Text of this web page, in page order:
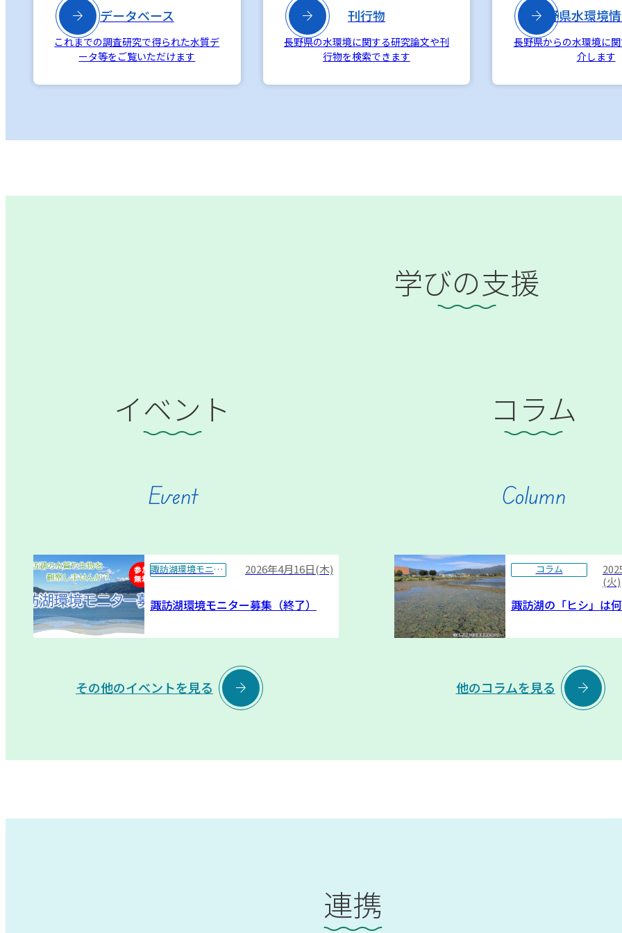
 データベース
これまでの調査研究で得られた水質デ
ータ等をご覧いただけます
 刊行物
長野県の水環境に関する研究論文や刊
行物を検索できます

長野県水環境
長野県からの水環境に
介します
学びの支援
イベント
Event
諏訪湖環境モニター 2026年4月16日(木)
諏訪湖環境モニター募集（終了）
その他のイベントを見る 
コラム
Column
コラム
(火)
諏訪湖の「ヒシ」は
他のコラムを見る 
連携